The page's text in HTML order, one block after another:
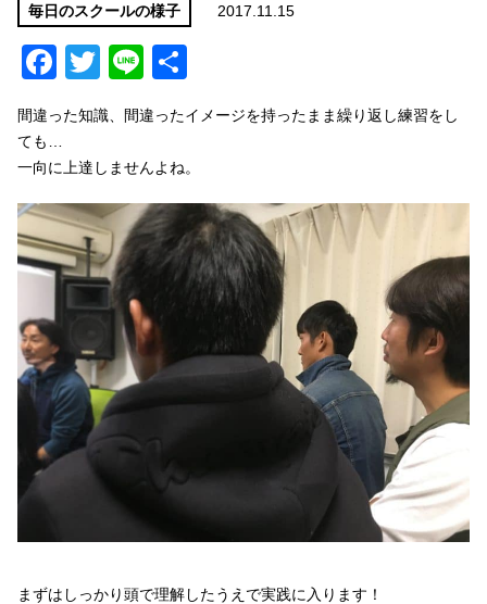
一松海岸波情報
サイズ
頭
状態
小潮
毎日のスクールの様子 2017.11.15
Facebook
Twitter
Line
間違った知識、間違ったイメージを持ったまま繰り返し練習をし
ても…
一向に上達しませんよね。
まずはしっかり頭で理解したうえで実践に入ります！